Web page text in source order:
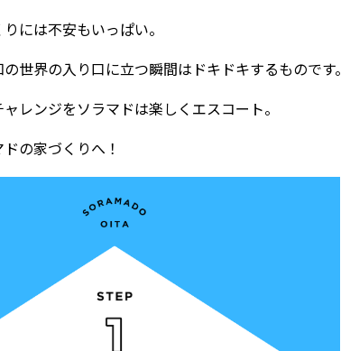
には不安もいっぱい。
世界の入り口に立つ瞬間はドキドキするものです。
レンジをソラマドは楽しくエスコート。
の家づくりへ！